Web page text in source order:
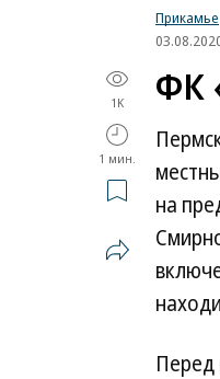
Прикамье
1K
1 мин.
ФК
на
Перед